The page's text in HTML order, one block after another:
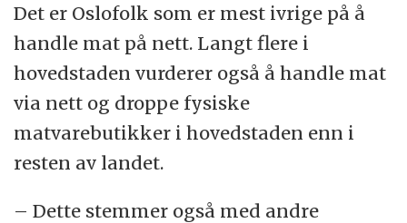
Det er Oslofolk som er mest ivrige på å
handle mat på nett. Langt flere i
hovedstaden vurderer også å handle mat
via nett og droppe fysiske
matvarebutikker i hovedstaden enn i
resten av landet.
– Dette stemmer også med andre